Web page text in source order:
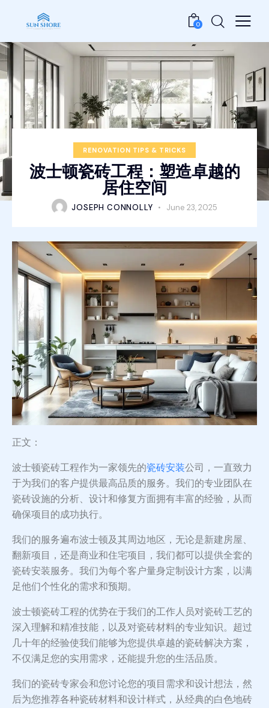
0
RENOVATION TIPS & TRICKS
波士顿瓷砖工程：塑造卓越的
居住空间
JOSEPH CONNOLLY June 23, 2025
正文：
波士顿瓷砖工程作为一家领先的瓷砖安装公司，一直致力
于为我们的客户提供最高品质的服务。我们的专业团队在
瓷砖设施的分析、设计和修复方面拥有丰富的经验，从而
确保项目的成功执行。
我们的服务遍布波士顿及其周边地区，无论是新建房屋、
翻新项目，还是商业和住宅项目，我们都可以提供全套的
瓷砖安装服务。我们为每个客户量身定制设计方案，以满
足他们个性化的需求和预期。
波士顿瓷砖工程的优势在于我们的工作人员对瓷砖工艺的
深入理解和精准技能，以及对瓷砖材料的专业知识。超过
几十年的经验使我们能够为您提供卓越的瓷砖解决方案，
不仅满足您的实用需求，还能提升您的生活品质。
我们的瓷砖专家会和您讨论您的项目需求和设计想法，然
后为您推荐各种瓷砖材料和设计样式，从经典的白色地砖